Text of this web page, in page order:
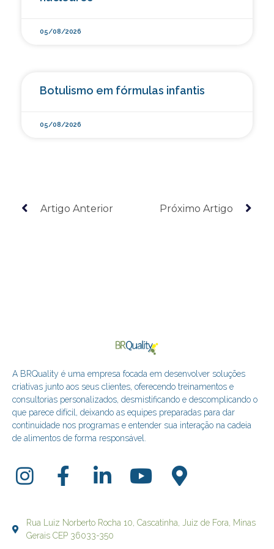
05/08/2026
Botulismo em fórmulas infantis
05/08/2026
Artigo Anterior Próximo Artigo
A BRQuality é uma empresa focada em desenvolver soluções
criativas junto aos seus clientes, oferecendo treinamentos e
consultorias personalizados, desmistificando e descomplicando o
que parece difícil, deixando as equipes preparadas para dar
continuidade nos programas e entender sua interação na cadeia
de alimentos de forma responsável.
Rua Luiz Norberto Rocha 10, Cascatinha, Juiz de Fora, Minas
Gerais CEP 36033-350